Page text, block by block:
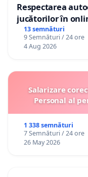
Respectarea
jucătorilor în
13 semnături
9 Semnături / 24 ore
4 Aug 2026
Salarizare
Personal al
1 338 semnături
7 Semnături / 24 ore
26 May 2026